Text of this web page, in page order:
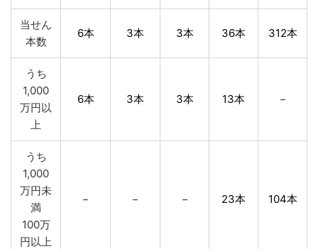
当せん
本数
6本 3本 3本 36本 312本
うち
1,000
万円以
上
6本 3本 3本 13本 －
うち
1,000
万円未
満
100万
円以上
－ － － 23本 104本